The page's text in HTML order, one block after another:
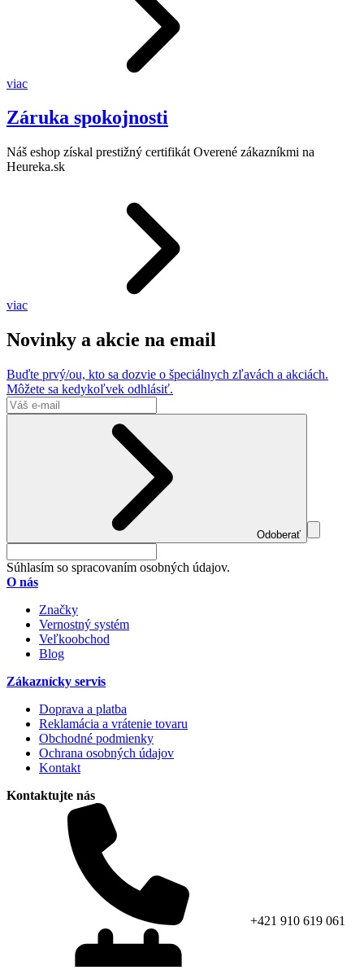
viac
Záruka spokojnosti
Náš eshop získal prestižný certifikát Overené zákazníkmi na
Heureka.sk
viac
Novinky a akcie na email
Buďte prvý/ou, kto sa dozvie o špeciálnych zľavách a akciách.
Môžete sa kedykoľvek odhlásiť.
Odoberať
Súhlasím so spracovaním osobných údajov.
O nás
Značky
Vernostný systém
Veľkoobchod
Blog
Zákaznícky servis
Doprava a platba
Reklamácia a vrátenie tovaru
Obchodné podmienky
Ochrana osobných údajov
Kontakt
Kontaktujte nás
+421 910 619 061